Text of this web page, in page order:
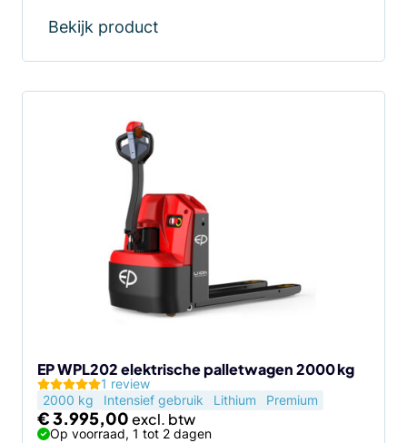
Bekijk product
EP WPL202 elektrische palletwagen 2000 kg
1 review
2000 kg
Intensief gebruik Lithium Premium
€3.995,00
Op voorraad, 1 tot 2 dagen